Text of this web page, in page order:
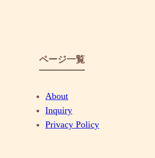
ページ一覧
About
Inquiry
Privacy Policy